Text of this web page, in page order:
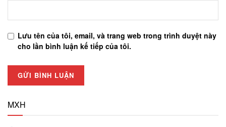
Lưu tên của tôi, email, và trang web trong trình duyệt này
cho lần bình luận kế tiếp của tôi.
MXH